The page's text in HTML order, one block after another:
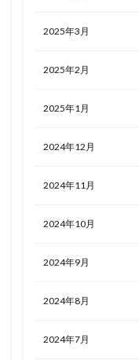
2025年3月
2025年2月
2025年1月
2024年12月
2024年11月
2024年10月
2024年9月
2024年8月
2024年7月